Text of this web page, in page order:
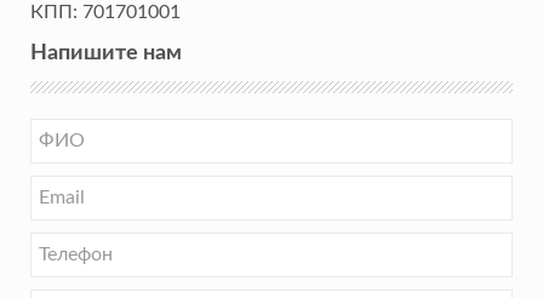
КПП: 701701001
Напишите нам